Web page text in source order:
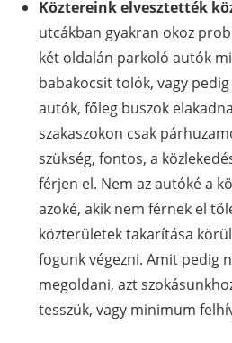
Köztereink elvesztették
utcákban gyakran okoz
két oldalán parkoló autók
babakocsit tolók, vagy
autók, főleg buszok
szakaszokon csak
szükség, fontos, a
férjen el. Nem az autóké a
azoké, akik nem férnek el
közterületek takarítása
fogunk végezni. Amit pedig
megoldani, azt
tesszük, vagy minimum